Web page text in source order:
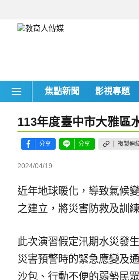
焦點新聞 影視專題
113年度臺中市大雅區
分享 分享 複製連
2024/04/19
近年地球暖化，導致氣候
之建立，將災害防救及訓
此次演習假定汛期水災發
災害預警時的緊急應變及
沙包、行動不便的弱勢民